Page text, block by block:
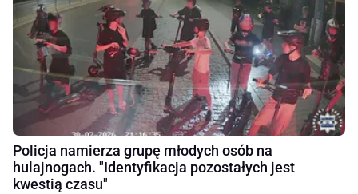
Policja namierza grupę młodych osób na
hulajnogach. "Identyfikacja pozostałych jest
kwestią czasu"